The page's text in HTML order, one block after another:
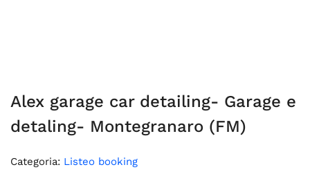
Alex garage car detailing- Garage e
detaling- Montegranaro (FM)
Categoria: Listeo booking